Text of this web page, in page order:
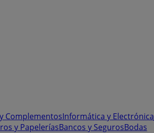
ComplementosInformática y Electrónica
y PapeleríasBancos y SegurosBodas